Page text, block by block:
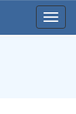
Toggle